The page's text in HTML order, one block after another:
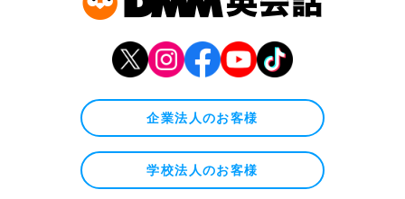
企業法人のお客様
学校法人のお客様